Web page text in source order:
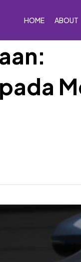
HOME ABOUT
Car